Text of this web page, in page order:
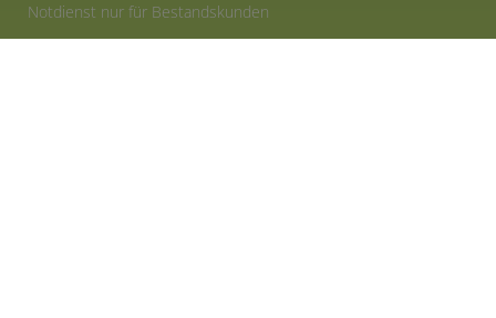
Notdienst nur für Bestandskunden